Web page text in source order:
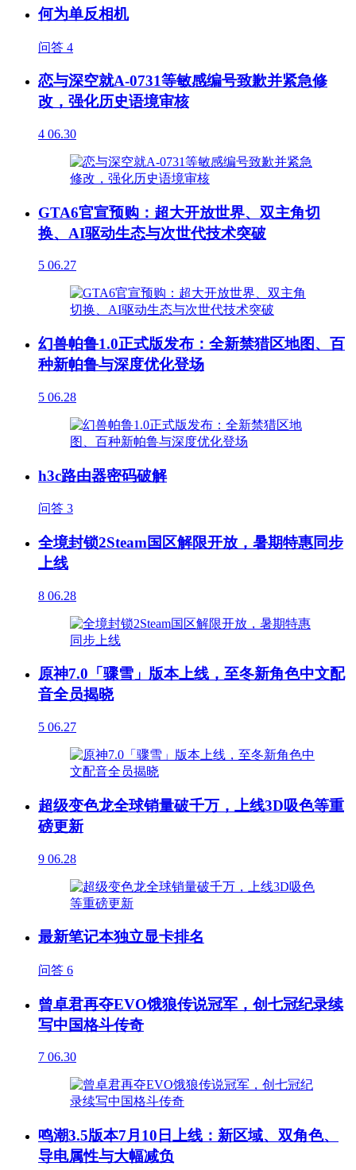
何为单反相机
问答 4
恋与深空就A-0731等敏感编号致歉并紧急修
改，强化历史语境审核
4 06.30
GTA6官宣预购：超大开放世界、双主角切
换、AI驱动生态与次世代技术突破
5 06.27
幻兽帕鲁1.0正式版发布：全新禁猎区地图、百
种新帕鲁与深度优化登场
5 06.28
h3c路由器密码破解
问答 3
全境封锁2Steam国区解限开放，暑期特惠同步
上线
8 06.28
原神7.0「骤雪」版本上线，至冬新角色中文配
音全员揭晓
5 06.27
超级变色龙全球销量破千万，上线3D吸色等重
磅更新
9 06.28
最新笔记本独立显卡排名
问答 6
曾卓君再夺EVO饿狼传说冠军，创七冠纪录续
写中国格斗传奇
7 06.30
鸣潮3.5版本7月10日上线：新区域、双角色、
导电属性与大幅减负